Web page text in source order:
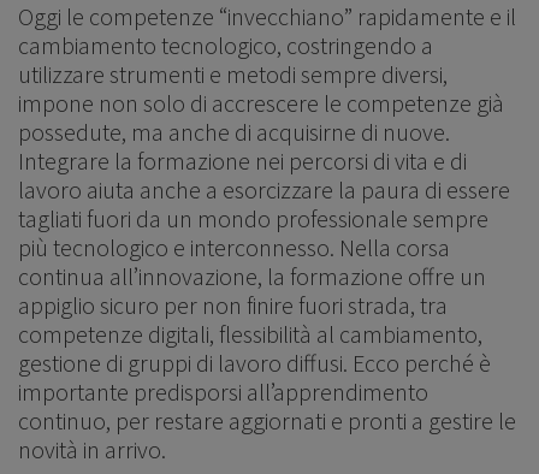
Oggi le competenze “invecchiano” rapidamente e il
cambiamento tecnologico, costringendo a
utilizzare strumenti e metodi sempre diversi,
impone non solo di accrescere le competenze già
possedute, ma anche di acquisirne di nuove.
Integrare la formazione nei percorsi di vita e di
lavoro aiuta anche a esorcizzare la paura di essere
tagliati fuori da un mondo professionale sempre
più tecnologico e interconnesso. Nella corsa
continua all’innovazione, la formazione offre un
appiglio sicuro per non finire fuori strada, tra
competenze digitali, flessibilità al cambiamento,
gestione di gruppi di lavoro diffusi. Ecco perché è
importante predisporsi all’apprendimento
continuo, per restare aggiornati e pronti a gestire le
novità in arrivo.